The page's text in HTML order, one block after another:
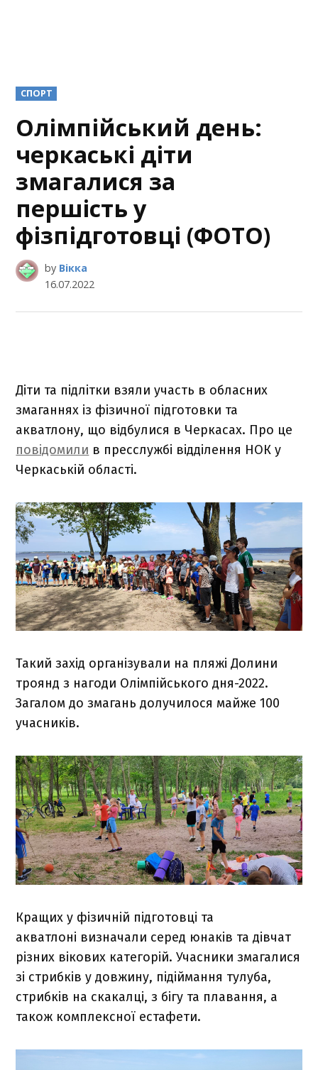
POSTED
IN
СПОРТ
Олімпійський день:
черкаські діти
змагалися за
першість у
фізпідготовці (ФОТО)
by Вікка
16.07.2022
Діти та підлітки взяли участь в обласних
змаганнях із фізичної підготовки та
акватлону, що відбулися в Черкасах. Про це
повідомили в пресслужбі відділення НОК у
Черкаській області.
Такий захід організували на пляжі Долини
троянд з нагоди Олімпійського дня-2022.
Загалом до змагань долучилося майже 100
учасників.
Кращих у фізичній підготовці та
акватлоні визначали серед юнаків та дівчат
різних вікових категорій. Учасники змагалися
зі стрибків у довжину, підіймання тулуба,
стрибків на скакалці, з бігу та плавання, а
також комплексної естафети.